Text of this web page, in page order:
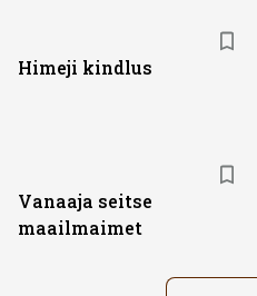
Himeji kindlus
Vanaaja seitse
maailmaimet